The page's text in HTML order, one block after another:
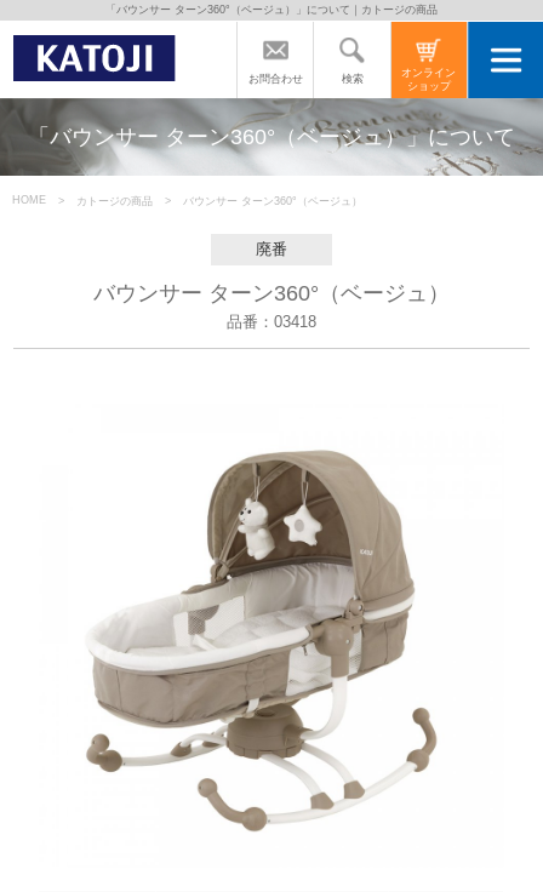
トップページ
カトージの商品
カトージについて
よくあるご質問
会社案内
お問い合わせ
お知らせ
チャイルドシートユーザー登録
ママコラボ
お問合わせ 検索
オンライン
ショップ
「バウンサー ターン360°（ベージュ）」について｜カトージの商品
「バウンサー ターン360°（ベージュ）」について
HOME カトージの商品 バウンサー ターン360°（ベージュ）
廃番
バウンサー ターン360°（ベージュ）
品番：03418